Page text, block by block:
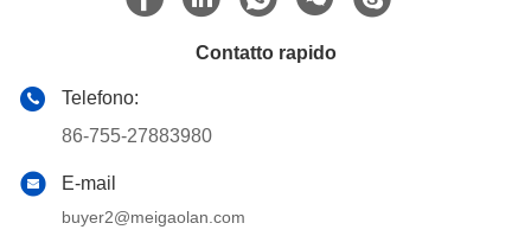
Contatto rapido
Telefono:
86-755-27883980
E-mail
buyer2@meigaolan.com